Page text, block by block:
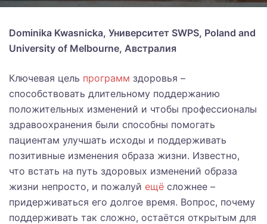
Dominika Kwasnicka, Университет SWPS, Poland and
University of Melbourne, Австралия
Ключевая цель программ здоровья –
способствовать длительному поддержанию
положительных изменений и чтобы профессионалы
здравоохранения были способны помогать
пациентам улучшать исходы и поддерживать
позитивные изменения образа жизни. Известно,
что встать на путь здоровых изменений образа
жизни непросто, и пожалуй ещё сложнее –
придерживаться его долгое время. Вопрос, почему
поддерживать так сложно, остаётся открытым для